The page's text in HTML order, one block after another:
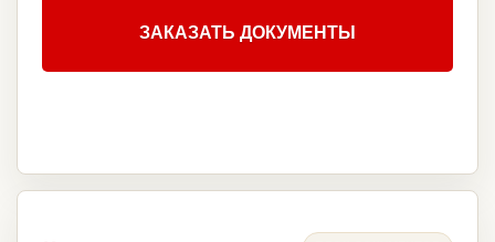
ЗАКАЗАТЬ ДОКУМЕНТЫ